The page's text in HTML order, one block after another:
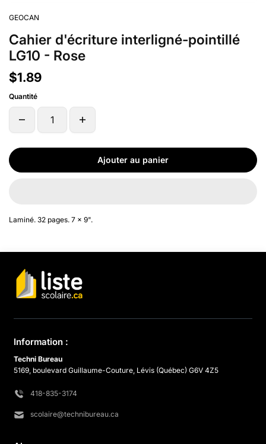
GEOCAN
Cahier d'écriture interligné-pointillé
LG10 - Rose
$1.89
Quantité
Ajouter au panier
Laminé. 32 pages. 7 x 9".
Information :
Techni Bureau
5169, boulevard Guillaume-Couture, Lévis (Québec) G6V 4Z5
418-835-3174
scolaire@technibureau.ca